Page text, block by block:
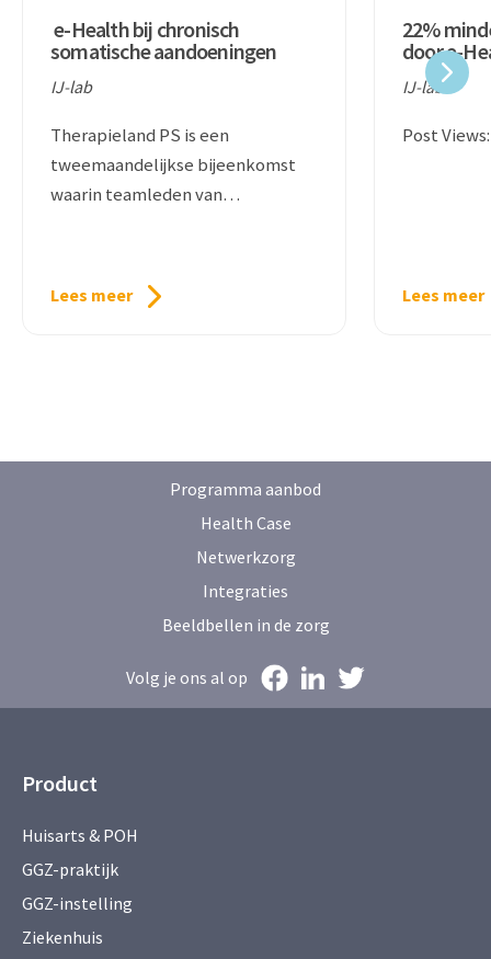
e-Health bij chronisch
somatische aandoeningen
IJ-lab
Therapieland PS is een
tweemaandelijkse bijeenkomst
waarin teamleden van
Lees meer
22%
door e-
lab
IJ-lab
Post
Lees meer
Programma aanbod
Health Case
Netwerkzorg
Integraties
Beeldbellen in de zorg
Volg je ons al op
Product
Huisarts & POH
GGZ-praktijk
GGZ-instelling
Ziekenhuis